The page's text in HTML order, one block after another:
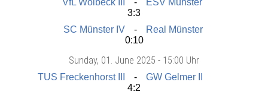
VfL Wolbeck III
ESV Münster
3:3
SC Münster IV
Real Münster
0:10
Sunday, 01. June 2025 - 15:00 Uhr
TUS Freckenhorst III
GW Gelmer II
4:2